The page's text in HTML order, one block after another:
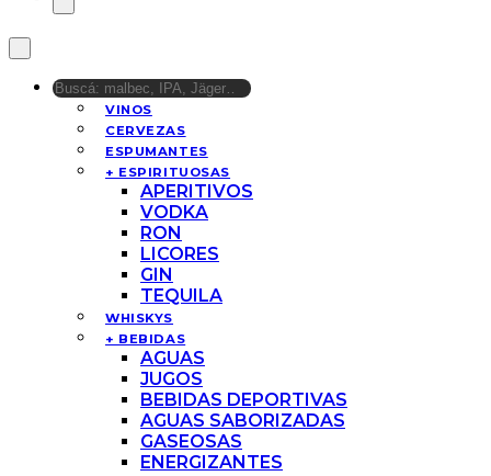
VINOS
CERVEZAS
ESPUMANTES
+ ESPIRITUOSAS
APERITIVOS
VODKA
RON
LICORES
GIN
TEQUILA
WHISKYS
+ BEBIDAS
AGUAS
JUGOS
BEBIDAS DEPORTIVAS
AGUAS SABORIZADAS
GASEOSAS
ENERGIZANTES